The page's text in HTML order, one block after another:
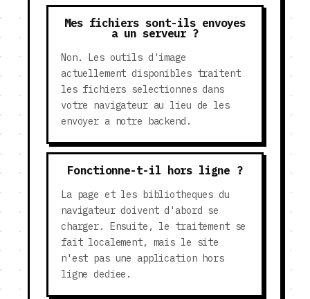
Mes fichiers sont-ils envoyes
a un serveur ?
Non. Les outils d'image
actuellement disponibles traitent
les fichiers selectionnes dans
votre navigateur au lieu de les
envoyer a notre backend.
Fonctionne-t-il hors ligne ?
La page et les bibliotheques du
navigateur doivent d'abord se
charger. Ensuite, le traitement se
fait localement, mais le site
n'est pas une application hors
ligne dediee.